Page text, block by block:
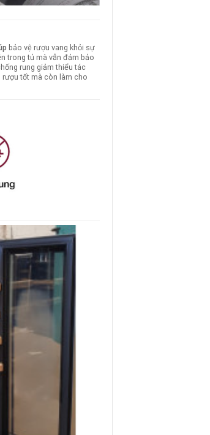
bảo vệ rượu vang khỏi sự
trong tủ mà vẫn đảm bảo
rung giảm thiểu tác
rượu tốt mà còn làm cho